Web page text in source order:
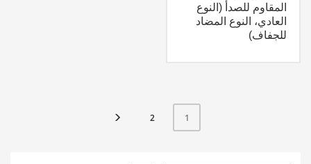
المقاوم للصدأ (النوع
العادي، النوع المضاد
للجفاف)
1
2